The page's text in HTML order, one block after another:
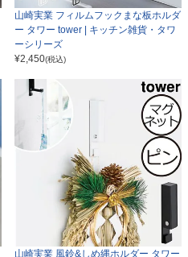
山崎実業 フィルムフックまな板ホルダ
ー タワー tower | キッチン雑貨・タワ
ーシリーズ
¥2,450(税込)
山崎実業 風鈴&しめ縄ホルダー タワー